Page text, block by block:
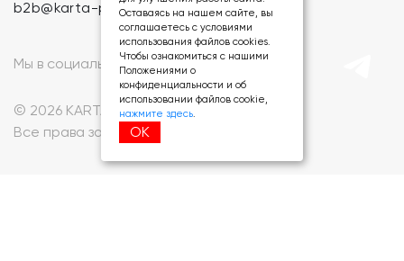
b2b@karta-podarkov.ru
© 2026 KARTA-PODARKOV.RU.
Все права защищены.
Мы в социальных сетях:
Оставаясь на нашем сайте, вы
соглашаетесь с условиями
использования файлов cookies.
Чтобы ознакомиться с нашими
Положениями о
конфиденциальности и об
использовании файлов cookie,
нажмите здесь.
ОК